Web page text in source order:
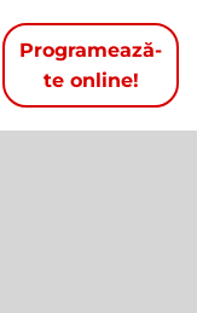
Programează-
te online!